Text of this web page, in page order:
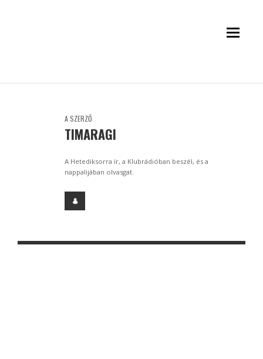
A SZERZŐ
TIMARAGI
A Hetediksorra ír, a Klubrádióban beszél, és a
nappalijában olvasgat.